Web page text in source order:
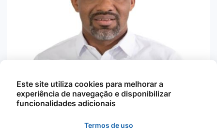
Este site utiliza cookies para melhorar a
experiência de navegação e disponibilizar
funcionalidades adicionais
Termos de uso